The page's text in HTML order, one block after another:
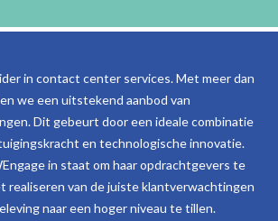
in contact center services. Met meer dan
we een uitstekend aanbod van
Dit gebeurt door een ideale combinatie
en technologische innovatie.
in staat om haar opdrachtgevers te
realiseren van de juiste klantverwachtingen
naar een hoger niveau te tillen.